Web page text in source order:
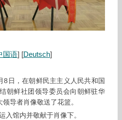
国语] [Deutsch]
8日，在朝鲜民主主义人民共和国
朝鲜社团领导委员会向朝鲜驻华
导者肖像敬送了花篮。
运入馆内并敬献于肖像下。